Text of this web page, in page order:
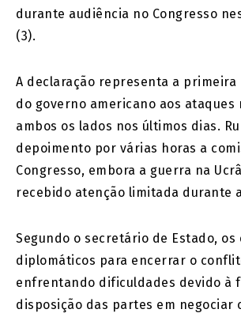
durante audiência no Congresso
(3).
A declaração representa a primeira
do governo americano aos ataques
ambos os lados nos últimos dias.
depoimento por várias horas a
Congresso, embora a guerra na
recebido atenção limitada durante
Segundo o secretário de Estado, os
diplomáticos para encerrar o
enfrentando dificuldades devido à
disposição das partes em negociar